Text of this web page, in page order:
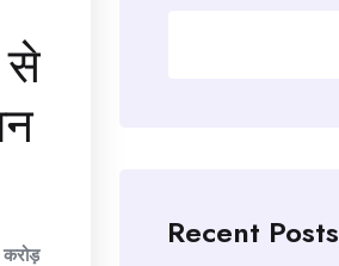
से
करोड़
Recent Posts